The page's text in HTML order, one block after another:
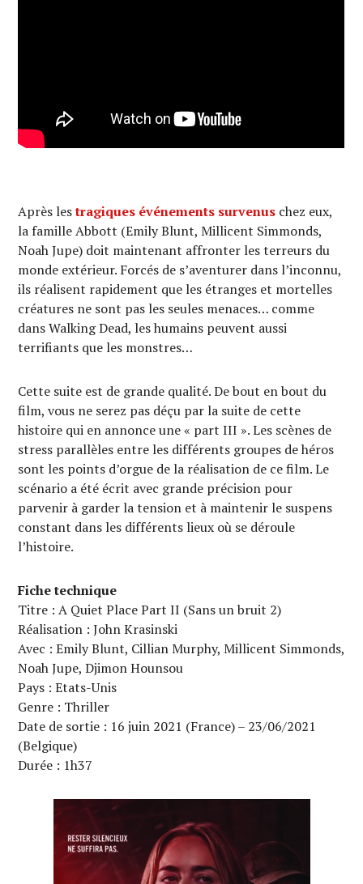
Après lestragiques événements survenus chez eux,
la famille Abbott (Emily Blunt, Millicent Simmonds,
Noah Jupe) doit maintenant affronter les terreurs du
monde extérieur. Forcés de s’aventurer dans l’inconnu,
ils réalisent rapidement que les étranges et mortelles
créatures ne sont pas les seules menaces… comme
dans Walking Dead, les humains peuvent aussi
terrifiants que les monstres…
Cette suite est de grande qualité. De bout en bout du
film, vous ne serez pas déçu par la suite de cette
histoire qui en annonce une « part III ». Les scènes de
stress parallèles entre les différents groupes de héros
sont les points d’orgue de la réalisation de ce film. Le
scénario a été écrit avec grande précision pour
parvenir à garder la tension et à maintenir le suspens
constant dans les différents lieux où se déroule
l’histoire.
Fiche technique
Titre : A Quiet Place Part II (Sans un bruit 2)
Réalisation : John Krasinski
Avec : Emily Blunt, Cillian Murphy, Millicent Simmonds,
Noah Jupe, Djimon Hounsou
Pays : Etats-Unis
Genre : Thriller
Date de sortie : 16 juin 2021 (France) – 23/06/2021
(Belgique)
Durée : 1h37